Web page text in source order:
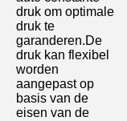
druk om optimale
druk te
garanderen.De
druk kan flexibel
worden
aangepast op
basis van de
eisen van de